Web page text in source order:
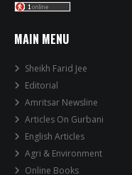
MAIN MENU
Sheikh Farid Jee
Editorial
Amritsar Newsline
Articles On Gurbani
English Articles
Agri & Environment
Online Books